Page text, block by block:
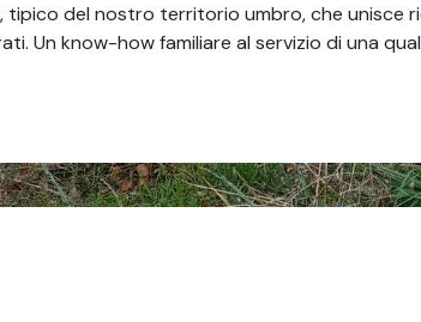
tipico del nostro territorio umbro, che unisce
Un know-how familiare al servizio di una